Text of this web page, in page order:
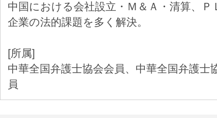
中国における会社設立・Ｍ＆Ａ・清算、Ｐ
企業の法的課題を多く解決。
[所属]
中華全国弁護士協会会員、中華全国弁護士
員